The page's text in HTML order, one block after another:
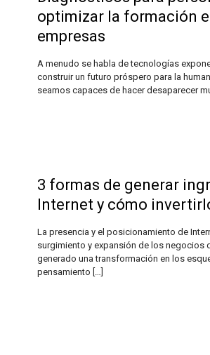
optimizar la formación
empresas
A menudo se habla de tecnologías
construir un futuro próspero para la
seamos capaces de hacer desaparecer
3 formas de generar
Internet y cómo
La presencia y el posicionamiento de
surgimiento y expansión de los negocios
generado una transformación en los
pensamiento […]